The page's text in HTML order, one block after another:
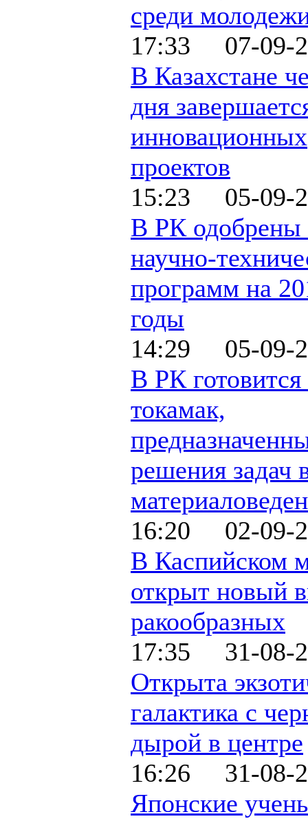
среди
17:33 07-09-
В Казахстане
дня
инновационных
проектов
15:23 05-09-
В РК одобрены
научно-
программ на
годы
14:29 05-09-
В РК готовится
токамак,
решения задач
16:20 02-09-
В Каспийском
открыт новый
ракообразных
17:35 31-08-
Открыта
галактика с
дырой в центре
16:26 31-08-
Японские